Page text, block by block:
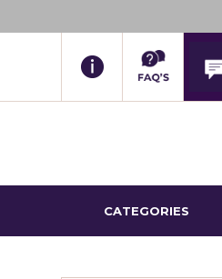
CATEGORIES